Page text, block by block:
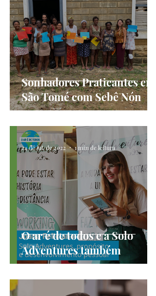
Sonhadores Praticantes em
São Tomé com Sebê Nón
O ar é de todos e a Solo
Adventures também
24 de jul. de 2022 1 min de leitura